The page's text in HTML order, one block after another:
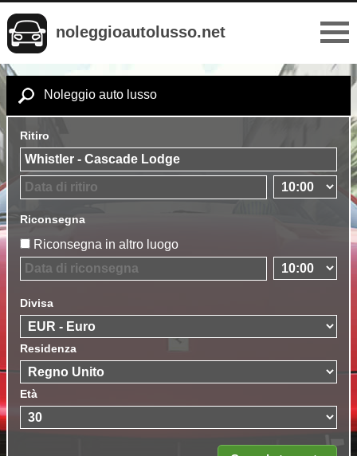
noleggioautolusso.net
Noleggio auto lusso
Ritiro
Riconsegna
Riconsegna in altro luogo
Divisa
Residenza
Età